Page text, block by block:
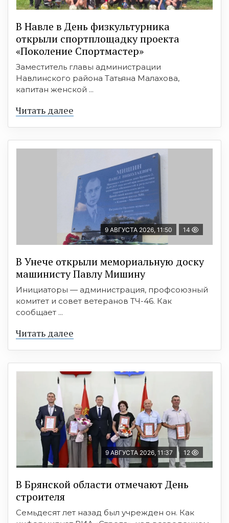
В Навле в День физкультурника
открыли спортплощадку проекта
«Поколение Спортмастер»
Заместитель главы администрации
Навлинского района Татьяна Малахова,
капитан женской ...
Читать далее
9 АВГУСТА 2026, 11:50 14
В Унече открыли мемориальную доску
машинисту Павлу Мишину
Инициаторы — администрация, профсоюзный
комитет и совет ветеранов ТЧ-46. Как
сообщает ...
Читать далее
9 АВГУСТА 2026, 11:37 12
В Брянской области отмечают День
строителя
Семьдесят лет назад был учрежден он. Как